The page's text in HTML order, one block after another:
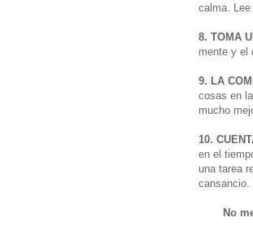
calma.
8. TOMA
mente y el
9. LA
cosas en
mucho
10.
en el
una tarea
cansancio.
No